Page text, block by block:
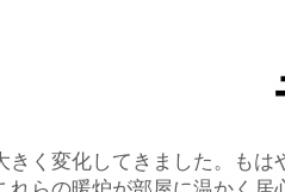
く変化してきました。も